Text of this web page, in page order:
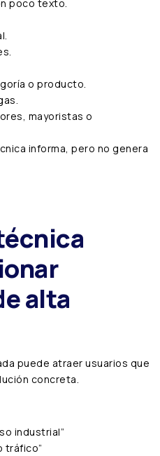
poco texto.
o producto.
mayoristas o
informa, pero no genera
alta
puede atraer usuarios que
concreta.
industrial”
tráfico”